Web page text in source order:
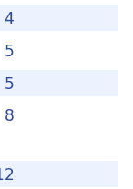
4
5
5
8